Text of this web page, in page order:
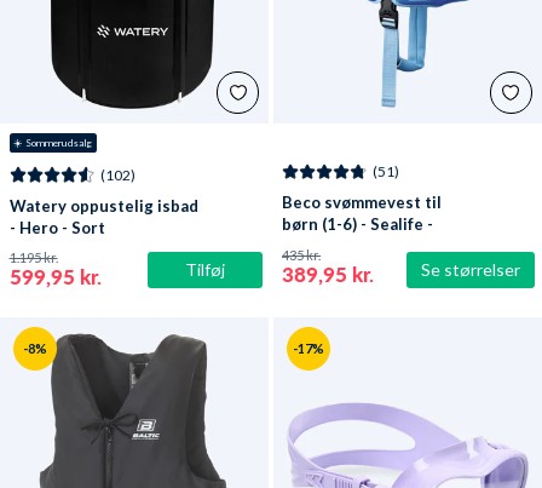
☀️ Sommerudsalg
Tilføj
(102)
Watery oppustelig isbad
- Hero - Sort
599,95 kr.
1.195 kr.
Se størrelser
(51)
Beco svømmevest til
børn (1-6) - Sealife -
Lyseblå/grøn
389,95 kr.
435 kr.
-8% -17%